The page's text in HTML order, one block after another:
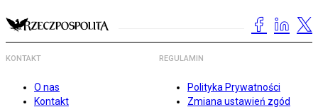
KONTAKT
O nas
Kontakt
REGULAMIN
Polityka Prywatności
Zmiana ustawień zgód